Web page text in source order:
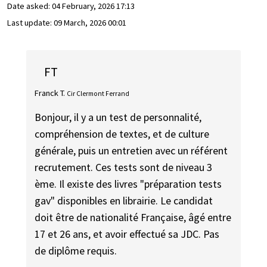
Date asked: 04 February, 2026 17:13
Last update: 09 March, 2026 00:01
FT
Franck T. Cir Clermont Ferrand
Bonjour, il y a un test de personnalité,
compréhension de textes, et de culture
générale, puis un entretien avec un référent
recrutement. Ces tests sont de niveau 3
ème. Il existe des livres "préparation tests
gav" disponibles en librairie. Le candidat
doit être de nationalité Française, âgé entre
17 et 26 ans, et avoir effectué sa JDC. Pas
de diplôme requis.